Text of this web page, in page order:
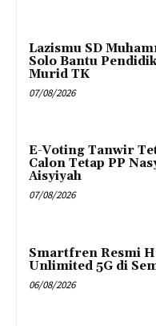
Lazismu SD
Solo Bantu
Murid TK
07/08/2026
E-Voting Tanwir
Calon Tetap PP
Aisyiyah
07/08/2026
Smartfren Resmi
Unlimited 5G di
06/08/2026